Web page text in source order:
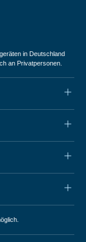
in Deutschland
an Privatpersonen.